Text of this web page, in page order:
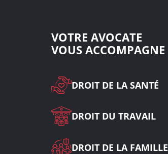
VOTRE AVOCATE
VOUS ACCOMPAGNE
DROIT DE LA SANTÉ
DROIT DU TRAVAIL
DROIT DE LA FAMILLE